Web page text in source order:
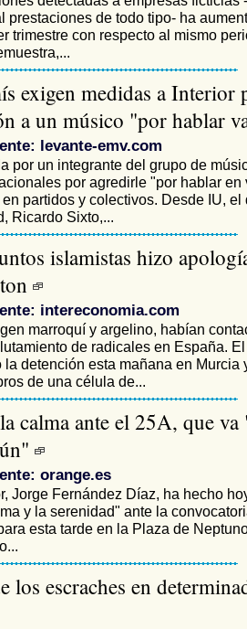
prestaciones de todo tipo- ha
trimestre con respecto al mismo
exigen medidas a Interior
a un músico "por hablar
levante-emv.com
por un integrante del grupo de
por agredirle "por hablar en
partidos y colectivos. Desde IU, el
Ricardo Sixto,...
islamistas hizo
intereconomia.com
marroquí y argelino, habían
de radicales en España.
la detención esta mañana en Murcia
de una célula de...
calma ante el 25A, que va
orange.es
Jorge Fernández Díaz, ha hecho
y la serenidad" ante la
esta tarde en la Plaza de
los escraches en